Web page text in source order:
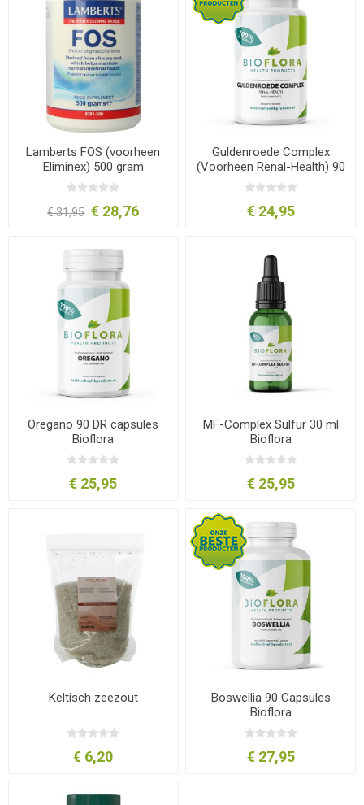
Lamberts FOS (voorheen
Eliminex) 500 gram
€ 31,95 € 28,76
Guldenroede Complex
(Voorheen Renal-Health) 90
Tabletten Bioflora
€ 24,95
Oregano 90 DR capsules
Bioflora
€ 25,95
MF-Complex Sulfur 30 ml
Bioflora
€ 25,95
Keltisch zeezout
€ 6,20
Boswellia 90 Capsules
Bioflora
€ 27,95